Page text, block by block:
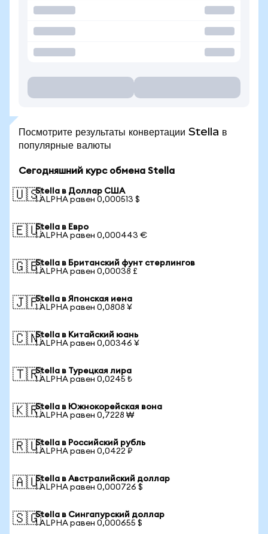
Посмотрите результаты конвертации Stella в
популярные валюты
Сегодняшний курс обмена Stella
🇺🇸Stella в Доллар США
1 ALPHA равен 0,000513 $
🇪🇺Stella в Евро
1 ALPHA равен 0,000443 €
🇬🇧Stella в Британский фунт стерлингов
1 ALPHA равен 0,00038 £
🇯🇵Stella в Японская иена
1 ALPHA равен 0,0808 ¥
🇨🇳Stella в Китайский юань
1 ALPHA равен 0,00346 ¥
🇹🇷Stella в Турецкая лира
1 ALPHA равен 0,0245 ₺
🇰🇷Stella в Южнокорейская вона
1 ALPHA равен 0,7228 ₩
🇷🇺Stella в Российский рубль
1 ALPHA равен 0,0422 ₽
🇦🇺Stella в Австралийский доллар
1 ALPHA равен 0,000726 $
🇸🇬Stella в Сингапурский доллар
1 ALPHA равен 0,000655 $